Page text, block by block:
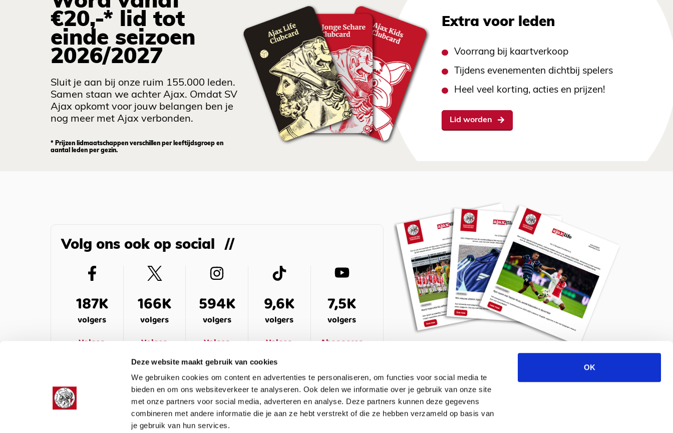
Deze website maakt gebruik van cookies
We gebruiken cookies om content en advertenties te personaliseren, om functies voor social media te
bieden en om ons websiteverkeer te analyseren. Ook delen we informatie over je gebruik van onze site
met onze partners voor social media, adverteren en analyse. Deze partners kunnen deze gegevens
combineren met andere informatie die je aan ze hebt verstrekt of die ze hebben verzameld op basis van
je gebruik van hun services.
OK
€20,-* lid tot
einde seizoen
2026/2027
Sluit je aan bij onze ruim 155.000 leden.
Samen staan we achter Ajax. Omdat SV
Ajax opkomt voor jouw belangen ben je
nog meer met Ajax verbonden.
* Prijzen lidmaatschappen verschillen per leeftijdsgroep en
aantal leden per gezin.
Extra voor leden
Voorrang bij kaartverkoop
Tijdens evenementen dichtbij spelers
Heel veel korting, acties en prijzen!
Lid worden
Volg ons ook op social
187K
volgers
Volgen
166K
volgers
Volgen
594K
volgers
Volgen
9,6K
volgers
Volgen
7,5K
volgers
Abonneren
Meld je aan voor de nieuwsbrief
OVER ONS VEELGESTELDE VRAGEN